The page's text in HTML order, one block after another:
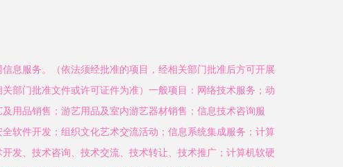
息服务。（依法须经批准的项目，经相关部门批准后方可开展
部门批准文件或许可证件为准）一般项目：网络技术服务；动
用品销售；游艺用品及室内游艺器材销售；信息技术咨询服
软件开发；组织文化艺术交流活动；信息系统集成服务；计算
发、技术咨询、技术交流、技术转让、技术推广；计算机软硬